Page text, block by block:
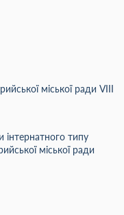
міської ради VIII
інтернатного типу
міської ради